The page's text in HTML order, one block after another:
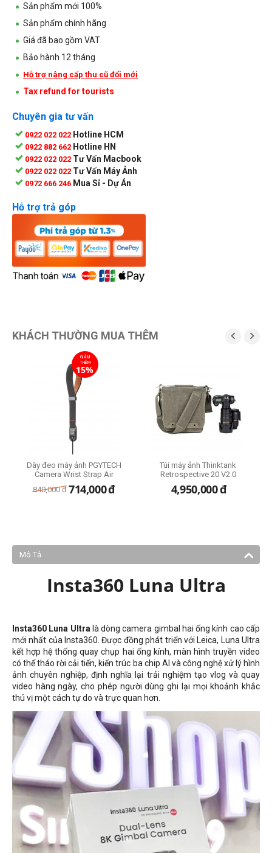
Sản phẩm mới 100%
Sản phẩm chính hãng
Giá đã bao gồm VAT
Bảo hành 12 tháng
Hỗ trợ nâng cấp thu cũ đổi mới
Tax refund for tourists
Chuyên gia tư vấn
0922 022 022 Hotline HCM
0922 882 662 Hotline HN
0922 022 022 Tư Vấn Macbook
0922 022 022 Tư Vấn Máy Ảnh
0972 666 246 Mua Sỉ - Dự Án
Hỗ trợ trả góp
KHÁCH THƯỜNG MUA THÊM  
GIẢM
THÊM
15%
Dây đeo máy ảnh PGYTECH
Camera Wrist Strap Air
840,000 đ 714,000đ
Túi máy ảnh Thinktank
Retrospective 20 V2.0
4,950,000đ
Mô Tả
Insta360 Luna Ultra
Insta360 Luna Ultra là dòng camera gimbal hai ống kính cao cấp
mới nhất của Insta360. Được đồng phát triển với Leica, Luna Ultra
kết hợp hệ thống quay chụp hai ống kính, màn hình truyền video
có thể tháo rời cải tiến, kiến ​​trúc ba chip AI và công nghệ xử lý hình
ảnh chuyên nghiệp, định nghĩa lại trải nghiệm tạo vlog và quay
video hàng ngày, cho phép người dùng ghi lại mọi khoảnh khắc
thú vị một cách tự do và trực quan hơn.